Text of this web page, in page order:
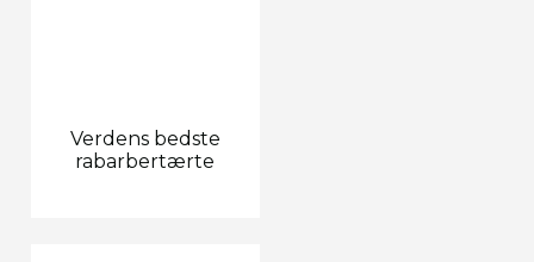
Verdens bedste
rabarbertærte